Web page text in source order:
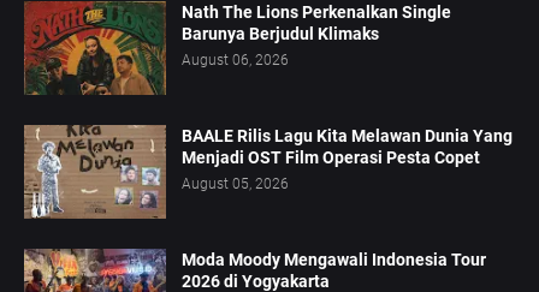
Nath The Lions Perkenalkan Single
Barunya Berjudul Klimaks
August 06, 2026
BAALE Rilis Lagu Kita Melawan Dunia Yang
Menjadi OST Film Operasi Pesta Copet
August 05, 2026
Moda Moody Mengawali Indonesia Tour
2026 di Yogyakarta